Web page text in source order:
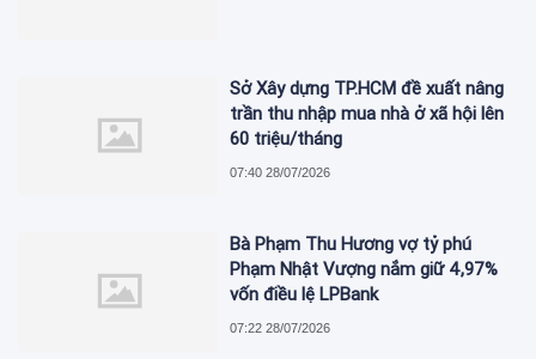
Sở Xây dựng TP.HCM đề xuất nâng
trần thu nhập mua nhà ở xã hội lên
60 triệu/tháng
07:40 28/07/2026
Bà Phạm Thu Hương vợ tỷ phú
Phạm Nhật Vượng nắm giữ 4,97%
vốn điều lệ LPBank
07:22 28/07/2026